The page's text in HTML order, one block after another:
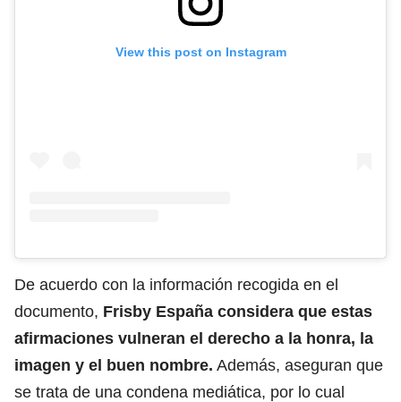
View this post on Instagram
De acuerdo con la información recogida en el
documento, Frisby España considera que estas
afirmaciones vulneran el derecho a la honra, la
imagen y el buen nombre. Además, aseguran que
se trata de una condena mediática, por lo cual